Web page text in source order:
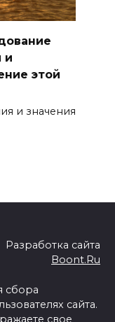
и
этой
и значения
Разработка сайта
Boont.Ru
сбора
сайта.
свое